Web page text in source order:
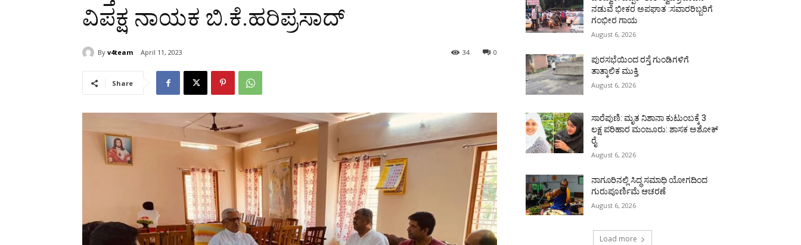
ವಿಪಕ್ಷ ನಾಯಕ ಬಿ.ಕೆ.ಹರಿಪ್ರಸಾದ್
By v4team April 11, 2023 0
34
Share
ನಡುವೆ ಭೀಕರ ಅಪಘಾತ :ಸವಾರರಿಬ್ಬರಿಗೆ
ಗಂಭೀರ ಗಾಯ
August 6, 2026
ಪುರಸಭೆಯಿಂದ ರಸ್ತೆ ಗುಂಡಿಗಳಿಗೆ
ತಾತ್ಕಾಲಿಕ ಮುಕ್ತಿ
August 6, 2026
ಸಾರೆಪುಣಿ: ಮೃತ ನಿಶಾನಾ ಕುಟುಂಬಕ್ಕೆ 3
ಲಕ್ಷ ಪರಿಹಾರ ಮಂಜೂರು: ಶಾಸಕ ಅಶೋಕ್
ರೈ
August 6, 2026
ನಾಗೂರಿನಲ್ಲಿ ಸಿದ್ಧ ಸಮಾಧಿ ಯೋಗದಿಂದ
ಗುರುಪೂರ್ಣಿಮೆ ಆಚರಣೆ
August 6, 2026
Load more